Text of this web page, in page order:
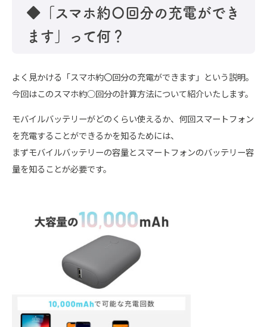
◆「スマホ約〇回分の充電ができ
ます」って何？
よく見かける「スマホ約〇回分の充電ができます」という説明。
今回はこのスマホ約○回分の計算方法について紹介いたします。
モバイルバッテリーがどのくらい使えるか、何回スマートフォン
を充電することができるかを知るためには、
まずモバイルバッテリーの容量とスマートフォンのバッテリー容
量を知ることが必要です。